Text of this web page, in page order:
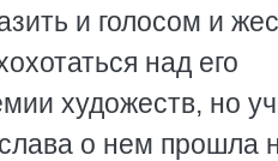
и голосом и
над его
художеств, но
о нем прошла